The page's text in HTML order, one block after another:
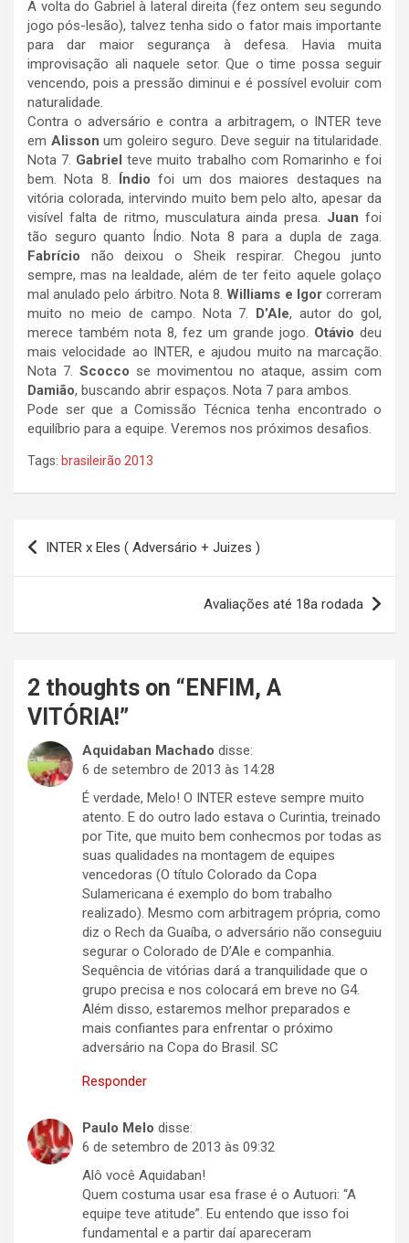
A volta do Gabriel à lateral direita (fez ontem seu segundo
jogo pós-lesão), talvez tenha sido o fator mais importante
para dar maior segurança à defesa. Havia muita
improvisação ali naquele setor. Que o time possa seguir
vencendo, pois a pressão diminui e é possível evoluir com
naturalidade.
Contra o adversário e contra a arbitragem, o INTER teve
em Alisson um goleiro seguro. Deve seguir na titularidade.
Nota 7. Gabriel teve muito trabalho com Romarinho e foi
bem. Nota 8. Índio foi um dos maiores destaques na
vitória colorada, intervindo muito bem pelo alto, apesar da
visível falta de ritmo, musculatura ainda presa. Juan foi
tão seguro quanto Índio. Nota 8 para a dupla de zaga.
Fabrício não deixou o Sheik respirar. Chegou junto
sempre, mas na lealdade, além de ter feito aquele golaço
mal anulado pelo árbitro. Nota 8.Williams e Igorcorreram
muito no meio de campo. Nota 7. D’Ale, autor do gol,
merece também nota 8, fez um grande jogo. Otávio deu
mais velocidade ao INTER, e ajudou muito na marcação.
Nota 7. Scocco se movimentou no ataque, assim com
Damião, buscando abrir espaços. Nota 7 para ambos.
Pode ser que a Comissão Técnica tenha encontrado o
equilíbrio para a equipe. Veremos nos próximos desafios.
Tags: brasileirão 2013
Navegação
de
INTER x Eles ( Adversário + Juizes )
Avaliações até 18a rodada
2 thoughts on “ ENFIM, A
VITÓRIA!”
Aquidaban Machado disse:
6 de setembro de 2013 às 14:28
É verdade, Melo! O INTER esteve sempre muito
atento. E do outro lado estava o Curintia, treinado
por Tite, que muito bem conhecmos por todas as
suas qualidades na montagem de equipes
vencedoras (O título Colorado da Copa
Sulamericana é exemplo do bom trabalho
realizado). Mesmo com arbitragem própria, como
diz o Rech da Guaíba, o adversário não conseguiu
segurar o Colorado de D’Ale e companhia.
Sequência de vitórias dará a tranquilidade que o
grupo precisa e nos colocará em breve no G4.
Além disso, estaremos melhor preparados e
mais confiantes para enfrentar o próximo
adversário na Copa do Brasil. SC
Responder
Paulo Melo disse:
6 de setembro de 2013 às 09:32
Alô você Aquidaban!
Quem costuma usar esa frase é o Autuori: “A
equipe teve atitude”. Eu entendo que isso foi
fundamental e a partir daí apareceram